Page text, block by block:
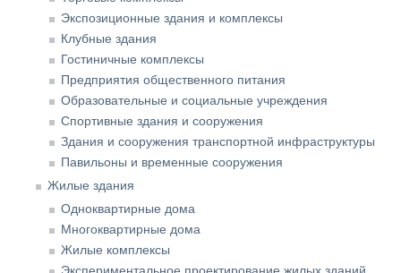
Экспозиционные здания и комплексы
Клубные здания
Гостиничные комплексы
Предприятия общественного питания
Образовательные и социальные учреждения
Спортивные здания и сооружения
Здания и сооружения транспортной инфраструктуры
Павильоны и временные сооружения
Жилые здания
Одноквартирные дома
Многоквартирные дома
Жилые комплексы